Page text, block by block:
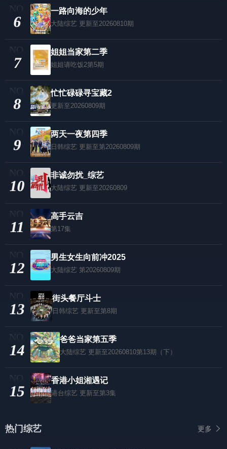
6
一路向海的少年
大陆综艺 更新至20260810期
7
姐姐当家第二季
姐姐请吃饭2第5期
8
忙忙碌碌寻宝藏2
更新至20260809期
9
两天一夜第四季
日韩综艺 更新至第20260809期
10
非诚勿扰_综艺
大陆综艺 更新至20260809
11
高手云吉
第17集
12
男生女生向前冲2025
大陆综艺 第20260809期
13
街头餐厅斗士
日韩综艺 更新至第8期
14
爸爸当家第五季
大陆综艺 更新至20260810第13期（下）
15
香港小姐湘遇记
港台综艺 更新至第3集
热门综艺 更多